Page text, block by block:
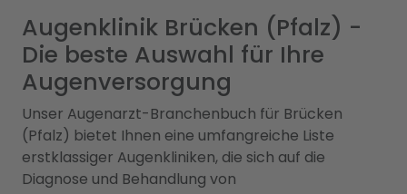
Augenklinik Brücken (Pfalz) -
Die beste Auswahl für Ihre
Augenversorgung
Unser Augenarzt-Branchenbuch für Brücken
(Pfalz) bietet Ihnen eine umfangreiche Liste
erstklassiger Augenkliniken, die sich auf die
Diagnose und Behandlung von